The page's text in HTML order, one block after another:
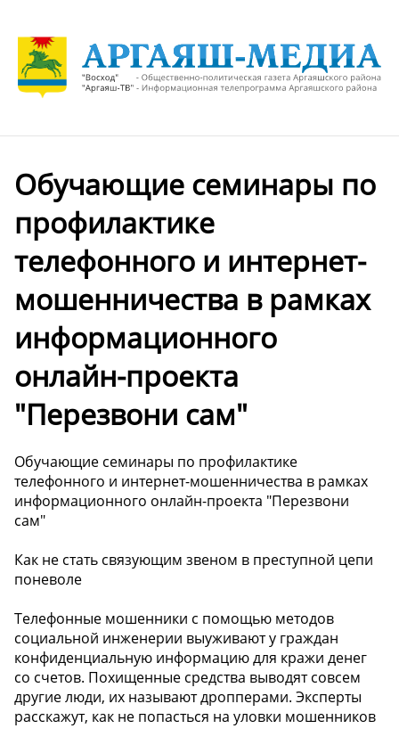
Обучающие семинары по
профилактике
телефонного и интернет-
мошенничества в рамках
информационного
онлайн-проекта
"Перезвони сам"
Обучающие семинары по профилактике
телефонного и интернет-мошенничества в рамках
информационного онлайн-проекта "Перезвони
сам"
Как не стать связующим звеном в преступной цепи
поневоле
Телефонные мошенники с помощью методов
социальной инженерии выуживают у граждан
конфиденциальную информацию для кражи денег
со счетов. Похищенные средства выводят совсем
другие люди, их называют дропперами. Эксперты
расскажут, как не попасться на уловки мошенников